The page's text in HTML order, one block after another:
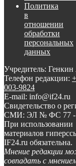
Политика
в
отношении
обработки
персональных
данных
Учредитель:
Телефон редакции:
003-9824
E-mail: info@if24.ru
Свидетельство о
СМИ: ЭЛ № ФС 77 -
При использовании
материалов
IF24.ru обязательна.
Мнение редакции
совпадать с